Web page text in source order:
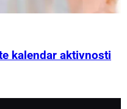
kalendar aktivnosti